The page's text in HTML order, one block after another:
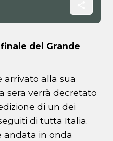
del Grande
arrivato alla sua
sera verrà decretato
di un dei
di tutta Italia.
andata in onda